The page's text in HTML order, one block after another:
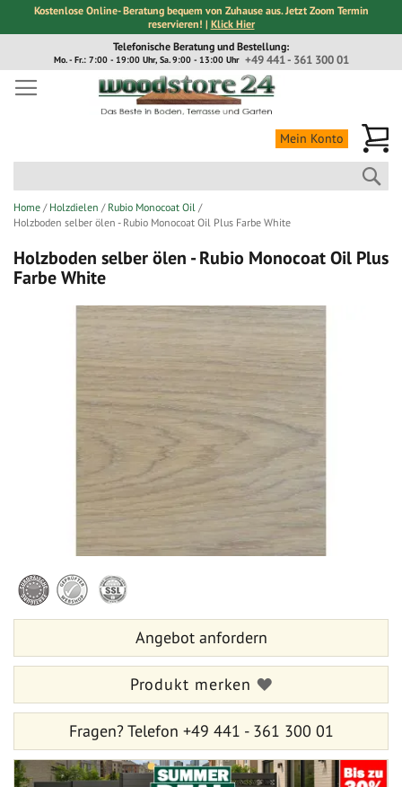
Kostenlose Online- Beratung bequem von Zuhause aus. Jetzt Zoom Termin
reservieren! | Klick Hier
Inhalt
Telefonische Beratung und Bestellung:
+49 441 - 361 300 01
Mo. - Fr.: 7:00 - 19:00 Uhr, Sa. 9:00 - 13:00 Uhr
Mein Konto
Home Holzdielen
Rubio Monocoat Oil
Holzboden selber ölen - Rubio Monocoat Oil Plus Farbe White
Holzboden selber ölen - Rubio Monocoat Oil Plus
Farbe White
Bildergalerie
Anfang
der
Bildergalerie
Angebot anfordern
Produkt merken
Fragen?Telefon +49 441 - 361 300 01